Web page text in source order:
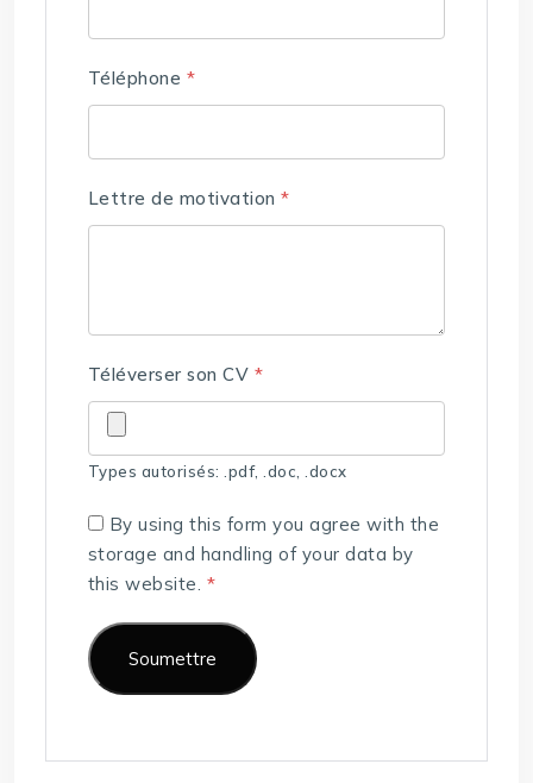
Téléphone *
Lettre de motivation*
Téléverser son CV *
Types autorisés: .pdf, .doc, .docx
By using this form you agree with the
storage and handling of your data by
this website. *